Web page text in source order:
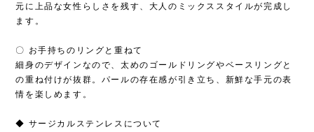
元に上品な女性らしさを残す、大人のミックススタイルが完成し
ます。
〇 お手持ちのリングと重ねて
細身のデザインなので、太めのゴールドリングやベースリングと
の重ね付けが抜群。パールの存在感が引き立ち、新鮮な手元の表
情を楽しめます。
◆ サージカルステンレスについて